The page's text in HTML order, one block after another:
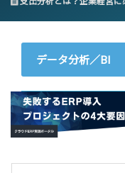
データ分析／BI
ERP
会計